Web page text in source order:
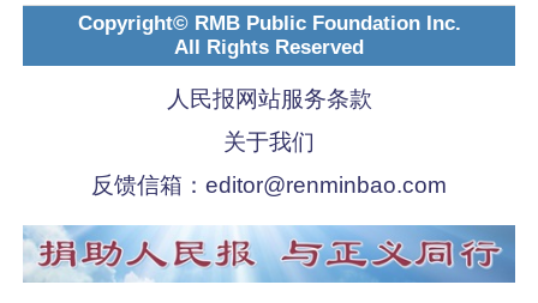
Copyright© RMB Public Foundation Inc.
All Rights Reserved
人民报网站服务条款
关于我们
反馈信箱： editor@renminbao.com